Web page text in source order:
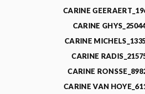
CARINE
CARINE
CARINE
CARINE
CARINE
CARINE VAN